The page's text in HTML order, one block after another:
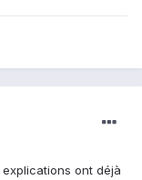
ont déjà